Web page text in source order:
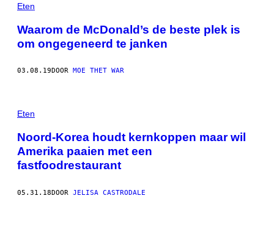
Eten
Waarom de McDonald’s de beste plek is
om ongegeneerd te janken
03.08.19DOOR MOE THET WAR
Eten
Noord-Korea houdt kernkoppen maar wil
Amerika paaien met een
fastfoodrestaurant
05.31.18DOOR JELISA CASTRODALE